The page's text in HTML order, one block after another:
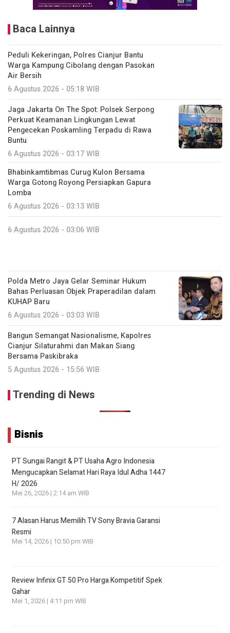
Baca Lainnya
Peduli Kekeringan, Polres Cianjur Bantu
Warga Kampung Cibolang dengan Pasokan
Air Bersih
6 Agustus 2026 - 05:18 WIB
Jaga Jakarta On The Spot: Polsek Serpong
Perkuat Keamanan Lingkungan Lewat
Pengecekan Poskamling Terpadu di Rawa
Buntu
6 Agustus 2026 - 03:17 WIB
Bhabinkamtibmas Curug Kulon Bersama
Warga Gotong Royong Persiapkan Gapura
Lomba
6 Agustus 2026 - 03:13 WIB
6 Agustus 2026 - 03:06 WIB
Polda Metro Jaya Gelar Seminar Hukum
Bahas Perluasan Objek Praperadilan dalam
KUHAP Baru
6 Agustus 2026 - 03:03 WIB
Bangun Semangat Nasionalisme, Kapolres
Cianjur Silaturahmi dan Makan Siang
Bersama Paskibraka
5 Agustus 2026 - 15:56 WIB
Trending di News
Bisnis
PT Sungai Rangit & PT Usaha Agro Indonesia
Mengucapkan Selamat Hari Raya Idul Adha 1447
H/ 2026
Mei 26, 2026 | 2:14 am WIB
7 Alasan Harus Memilih TV Sony Bravia Garansi
Resmi
Mei 14, 2026 | 10:50 pm WIB
Review Infinix GT 50 Pro Harga Kompetitif Spek
Gahar
Mei 1, 2026 | 4:11 pm WIB